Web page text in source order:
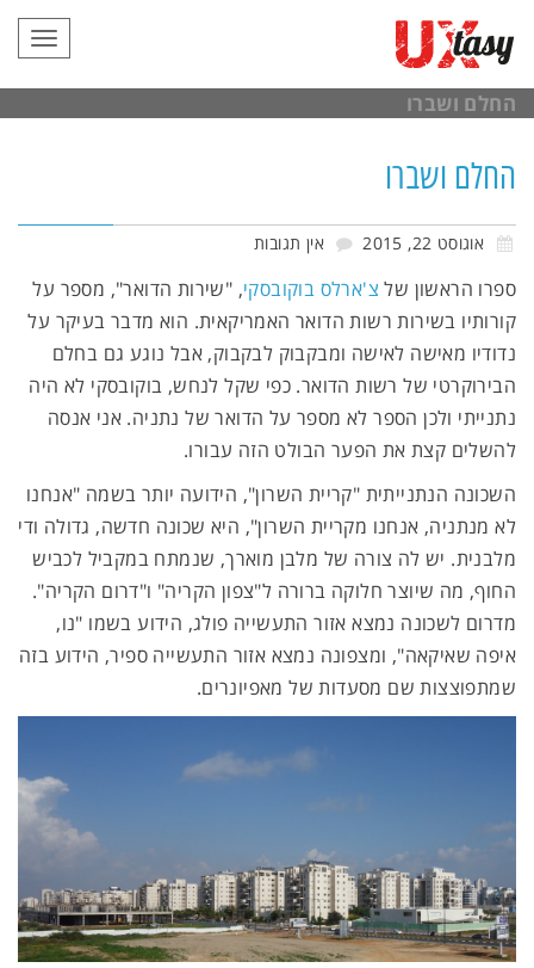
החלם ושברו
החלם ושברו
אוגוסט 22, 2015 אין תגובות
ספרו הראשון של צ'ארלס בוקובסקי, "שירות הדואר", מספר על
קורותיו בשירות רשות הדואר האמריקאית. הוא מדבר בעיקר על
נדודיו מאישה לאישה ומבקבוק לבקבוק, אבל נוגע גם בחלם
הבירוקרטי של רשות הדואר. כפי שקל לנחש, בוקובסקי לא היה
נתנייתי ולכן הספר לא מספר על הדואר של נתניה. אני אנסה
להשלים קצת את הפער הבולט הזה עבורו.
השכונה הנתנייתית "קריית השרון", הידועה יותר בשמה "אנחנו
לא מנתניה, אנחנו מקריית השרון", היא שכונה חדשה, גדולה ודי
מלבנית. יש לה צורה של מלבן מוארך, שנמתח במקביל לכביש
החוף, מה שיוצר חלוקה ברורה ל"צפון הקריה" ו"דרום הקריה".
מדרום לשכונה נמצא אזור התעשייה פולג, הידוע בשמו "נו,
איפה שאיקאה", ומצפונה נמצא אזור התעשייה ספיר, הידוע בזה
שמתפוצצות שם מסעדות של מאפיונרים.